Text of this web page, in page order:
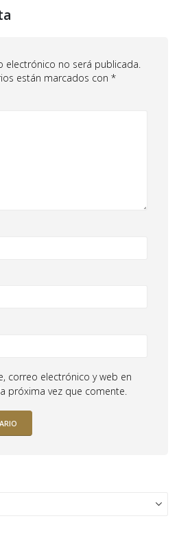
electrónico no será publicada.
están marcados con *
correo electrónico y web en
próxima vez que comente.